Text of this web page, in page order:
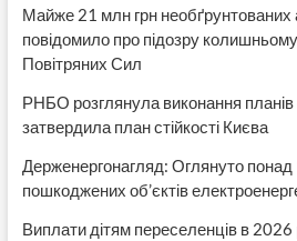
Майже 21 млн грн необґрунтованих
повідомило про підозру колишньому
Повітряних Сил
РНБО розглянула виконання планів
затвердила план стійкості Києва
Держенергонагляд: Оглянуто понад
пошкоджених об’єктів
Виплати дітям переселенців в